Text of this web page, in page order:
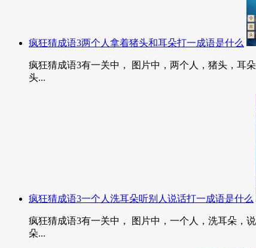
疯狂猜成语3两个人拿着猪头和耳朵打一成语是什么
疯狂猜成语3有一关中， 图片中，两个人，猪头，耳
头...
疯狂猜成语3一个人洗耳朵听别人说话打一成语是什么
疯狂猜成语3有一关中， 图片中，一个人，洗耳朵，
朵...